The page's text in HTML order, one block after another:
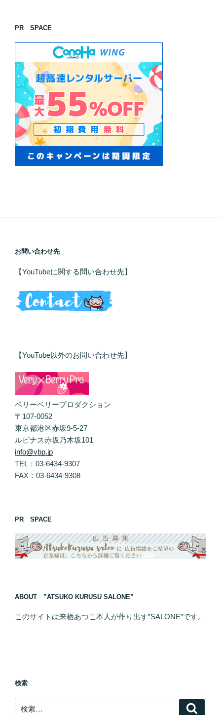
PR SPACE
お問い合わせ先
【YouTubeに関する問い合わせ先】
【YouTube以外のお問い合わせ先】
ベリーベリープロダクション
〒107-0052
東京都港区赤坂9-5-27
ルピナス赤坂乃木坂101
info@vbp.jp
TEL：03-6434-9307
FAX：03-6434-9308
PR SPACE
ABOUT ”ATSUKO KURUSU SALONE”
このサイトは来栖あつこ本人が作り出す”SALONE”です。
検索